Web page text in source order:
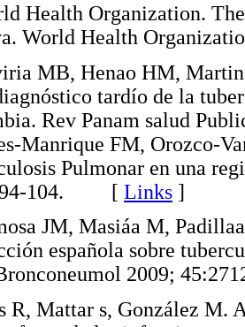
Health Organization.
World Health
MB, Henao HM,
tardío de la
Rev Panam salud
Manrique FM, Orozco-
Pulmonar en una
104. [ Links ]
JM, Masiáa M,
española sobre
2009;
R, Mattar s, González M.